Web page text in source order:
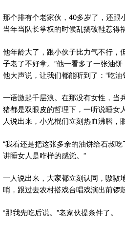
那个排有个老家伙，40多岁了，还跟
当年当队长掌权的时候乱搞破鞋惹得祸
他年龄大了，跟小伙子比力气不行，
子老了不好拿。”他一看多了一张油饼
他大声说，让我们都能听到了：“吃
一语激起千层浪。在那没有女性，当
猪都是双眼皮的哲理下，一听说睡女
人说出来，小光棍们立刻热血沸腾，
“我看还是把这张多余的油饼给石叔
讲睡女人是咋样的感觉。”
一人说出来，大家都立刻认同，嗷嗷
哨，跟过去农村搭戏台唱戏演出前锣
“那我先吃后说。”老家伙提条件了。